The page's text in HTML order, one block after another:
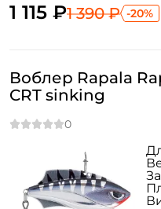
1 115 ₽1 390 ₽ -20%
Воблер Rapala
CRT sinking